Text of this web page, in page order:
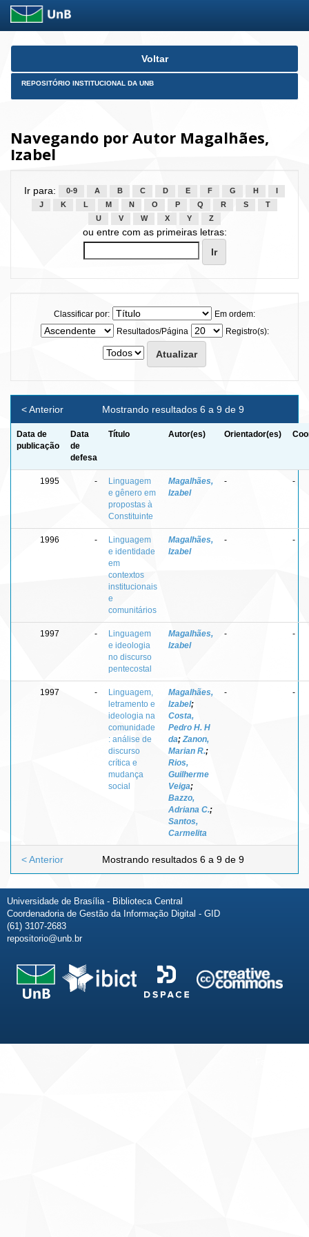
Skip
Voltar
REPOSITÓRIO INSTITUCIONAL DA UNB
Navegando por Autor Magalhães,
Izabel
Ir para: 0-9 A B C D E F G H
J
K L M N O P Q R S
T
U
V W X Y Z
ou entre com as primeiras letras:
Classificar por:
Em ordem:
Resultados/Página
Registro(s):
Mostrando resultados 6 a 9 de 9
< Anterior
Data de
publicação
Data
de
defesa
Título Autor(es) Orientador(es)
1995 -
Linguagem
e gênero em
propostas à
Constituinte
Magalhães,
Izabel
- -
1996 -
Linguagem
e identidade
em
contextos
institucionais
e
comunitários
Magalhães,
Izabel
- -
1997 -
Linguagem
e ideologia
no discurso
pentecostal
Magalhães,
Izabel
- -
1997 -
Linguagem,
letramento e
ideologia na
comunidade
: análise de
discurso
crítica e
mudança
social
Magalhães,
Izabel;
Costa,
Pedro H. H
da; Zanon,
Marian R.;
Rios,
Guilherme
Veiga;
Bazzo,
Adriana C.;
Santos,
Carmelita
- -
Mostrando resultados 6 a 9 de 9
< Anterior
Universidade de Brasília - Biblioteca Central
Coordenadoria de Gestão da Informação Digital - GID
(61) 3107-2683
repositorio@unb.br